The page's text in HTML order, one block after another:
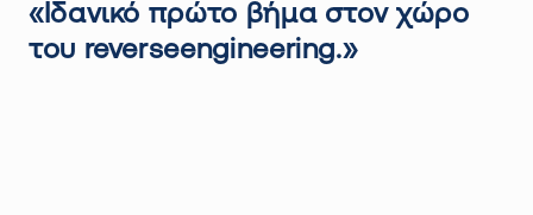
«Ιδανικό πρώτο βήμα στον χώρο
του reverseengineering.»